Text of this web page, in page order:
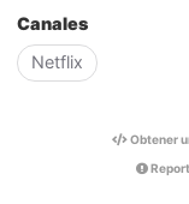
Canales
Netflix
Obtener